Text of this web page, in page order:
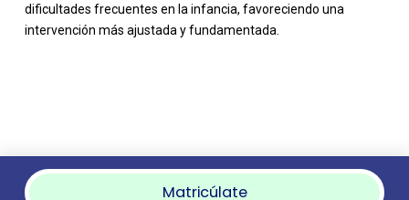
dificultades frecuentes en la infancia, favoreciendo una
intervención más ajustada y fundamentada.
Matricúlate